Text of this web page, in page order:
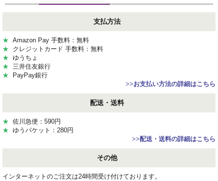
支払方法
★ Amazon Pay 手数料：無料
★ クレジットカード 手数料：無料
★ ゆうちょ
★ 三井住友銀行
★ PayPay銀行
>>お支払い方法の詳細はこちら
配送・送料
★ 佐川急便：590円
★ ゆうパケット：280円
>>配送・送料の詳細はこちら
その他
インターネットのご注文は24時間受け付けております。